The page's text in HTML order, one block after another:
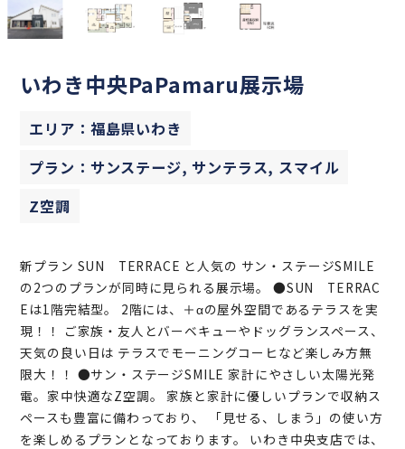
いわき中央PaPamaru展示場
エリア：福島県いわき
プラン：サンステージ, サンテラス, スマイル
Z空調
新プラン SUN TERRACE と人気の サン・ステージSMILE
の2つのプランが同時に見られる展示場。 ●SUN TERRAC
Eは1階完結型。 2階には、＋αの屋外空間であるテラスを実
現！！ ご家族・友人とバーベキューやドッグランスペース、
天気の良い日は テラスでモーニングコーヒなど楽しみ方無
限大！！ ●サン・ステージSMILE 家計にやさしい太陽光発
電。家中快適なZ空調。 家族と家計に優しいプランで収納ス
ペースも豊富に備わっており、 「見せる、しまう」の使い方
を楽しめるプランとなっております。 いわき中央支店では、